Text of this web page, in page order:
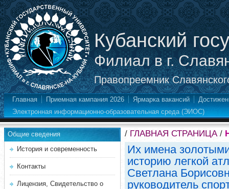
Кубанский
Филиал в г.
Правопреемник
Главная Приемная кампания 2026 Ярмарка вакансий
Электронная информационно-образовательная среда (ЭИОС)
Общие сведения
История и современность
Контакты
Лицензия, Свидетельство о
/ ГЛАВНАЯ СТРАНИЦА/
Их имена
историю легкой
Светлана
руководитель